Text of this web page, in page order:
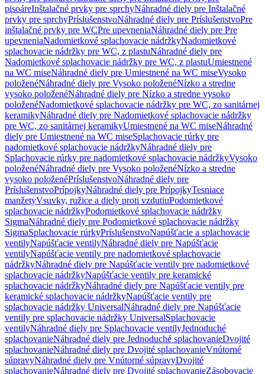
pisoáreInštalačné prvky pre sprchyNáhradné diely pre Inštalačné
prvky pre sprchyPríslušenstvoNáhradné diely pre PríslušenstvoPre
inštalačné prvky pre WCPre upevneniaNáhradné diely pre Pre
upevneniaNadomietkové splachovacie nádržkyNadomietkové
splachovacie nádržky pre WC, z plastuNáhradné diely pre
Nadomietkové splachovacie nádržky pre WC, z plastuUmiestnené
na WC miseNáhradné diely pre Umiestnené na WC miseVysoko
položenéNáhradné diely pre Vysoko položenéNízko a stredne
vysoko položenéNáhradné diely pre Nízko a stredne vysoko
položenéNadomietkové splachovacie nádržky pre WC, zo sanitárnej
keramikyNáhradné diely pre Nadomietkové splachovacie nádržky
pre WC, zo sanitárnej keramikyUmiestnené na WC miseNáhradné
diely pre Umiestnené na WC miseSplachovacie rúrky pre
nadomietkové splachovacie nádržkyNáhradné diely pre
Splachovacie rúrky pre nadomietkové splachovacie nádržkyVysoko
položenéNáhradné diely pre Vysoko položenéNízko a stredne
vysoko položenéPríslušenstvoNáhradné diely pre
PríslušenstvoPrípojkyNáhradné diely pre PrípojkyTesniace
manžetyVsuvky, ružice a diely proti vzdutiuPodomietkové
splachovacie nádržkyPodomietkové splachovacie nádržky
SigmaNáhradné diely pre Podomietkové splachovacie nádržky
SigmaSplachovacie rúrkyPríslušenstvoNapúšťacie a splachovacie
ventilyNapúšťacie ventilyNáhradné diely pre Napúšťacie
ventilyNapúšťacie ventily pre nadomietkové splachovacie
nádržkyNáhradné diely pre Napúšťacie ventily pre nadomietkové
splachovacie nádržkyNapúšťacie ventily pre keramické
splachovacie nádržkyNáhradné diely pre Napúšťacie ventily pre
keramické splachovacie nádržkyNapúšťacie ventily pre
splachovacie nádržky UniversalNáhradné diely pre Napúšťacie
ventily pre splachovacie nádržky UniversalSplachovacie
ventilyNáhradné diely pre Splachovacie ventilyJednoduché
splachovanieNáhradné diely pre Jednoduché splachovanieDvojité
splachovanieNáhradné diely pre Dvojité splachovanieVnútorné
súpravyNáhradné diely pre Vnútorné súpravyDvojité
splachovanieNáhradné diely pre Dvojité splachovanieZásobovacie